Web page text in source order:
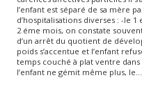
l’enfant est séparé de sa mère
d’hospitalisations diverses : -le
2 éme mois, on constate
d’un arrêt du quotient de
poids s’accentue et l’enfant
temps couché à plat ventre
l’enfant ne gémit même plus, le…